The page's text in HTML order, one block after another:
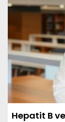
Hepatit B